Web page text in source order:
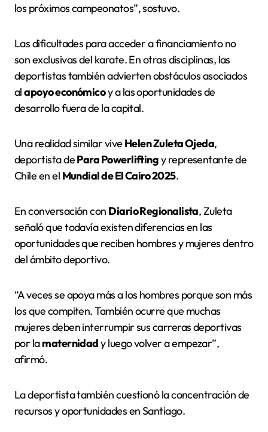
los próximos campeonatos”, sostuvo.
Las dificultades para acceder a financiamiento no
son exclusivas del karate. En otras disciplinas, las
deportistas también advierten obstáculos asociados
alapoyo económicoy a las oportunidades de
desarrollo fuera de la capital.
Una realidad similar vive Helen Zuleta Ojeda,
deportista dePara Powerliftingy representante de
Chile en el Mundial de El Cairo 2025.
En conversación con Diario Regionalista, Zuleta
señaló que todavía existen diferencias en las
oportunidades que reciben hombres y mujeres dentro
del ámbito deportivo.
“A veces se apoya más a los hombres porque son más
los que compiten. También ocurre que muchas
mujeres deben interrumpir sus carreras deportivas
por lamaternidady luego volver a empezar”,
afirmó.
La deportista también cuestionó la concentración de
recursos y oportunidades en Santiago.